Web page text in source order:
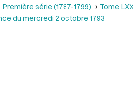
Première série (1787-1799)
Tome
du mercredi 2 octobre 1793